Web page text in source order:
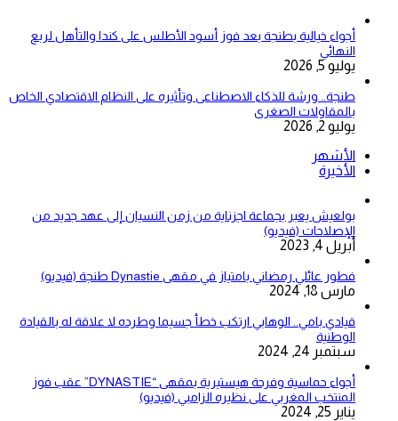
أجواء خيالية بطنجة بعد فوز أسود الأطلس على كندا والتأهل لربع
النهائي
يوليو 5, 2026
طنجة.. ورشة للذكاء الاصطناعى وتأثيره على النظام الاقتصادي الخاص
بالمقاولات الصغرى
يوليو 2, 2026
الأشهر
الأخيرة
بولعيش يعبر بجماعة اجزناية من زمن النسيان إلى عهد جديد من
الإصلاحات (فيديو)
أبريل 4, 2023
فطور عائلي رمضاني بامتياز في مقهى Dynastie طنجة (فيديو)
مارس 18, 2024
قيادي بامي.. الوهابي ارتكب خطأ جسيما وطرده لا علاقة له بالقيادة
الوطنية
سبتمبر 24, 2024
أجواء حماسية وفرحة هيستيرية بمقهى “DYNASTIE” عقب فوز
المنتخب المغربي على نظيره الزامبي (فيديو)
يناير 25, 2024